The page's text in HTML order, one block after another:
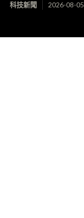
科技新聞 2026-08-05